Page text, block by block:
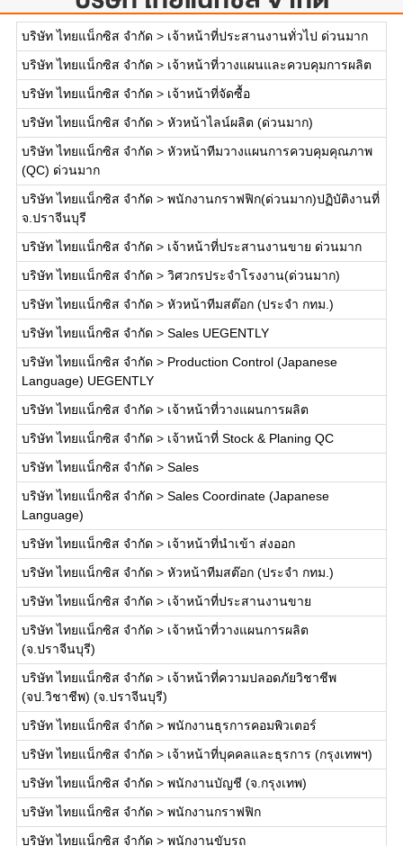
บริษัท ไทยแน็กซิส จำกัด > เจ้าหน้าที่ประสานงานทั่วไป ด่วนมาก
บริษัท ไทยแน็กซิส จำกัด > เจ้าหน้าที่วางแผนและควบคุมการผลิต
บริษัท ไทยแน็กซิส จำกัด > เจ้าหน้าที่จัดซื้อ
บริษัท ไทยแน็กซิส จำกัด > หัวหน้าไลน์ผลิต (ด่วนมาก)
บริษัท ไทยแน็กซิส จำกัด > หัวหน้าทีมวางแผนการควบคุมคุณภาพ
(QC) ด่วนมาก
บริษัท ไทยแน็กซิส จำกัด > พนักงานกราฟฟิก(ด่วนมาก)ปฏิบัติงานที่
จ.ปราจีนบุรี
บริษัท ไทยแน็กซิส จำกัด > เจ้าหน้าที่ประสานงานขาย ด่วนมาก
บริษัท ไทยแน็กซิส จำกัด > วิศวกรประจำโรงงาน(ด่วนมาก)
บริษัท ไทยแน็กซิส จำกัด > หัวหน้าทีมสต๊อก (ประจำ กทม.)
บริษัท ไทยแน็กซิส จำกัด > Sales UEGENTLY
บริษัท ไทยแน็กซิส จำกัด > Production Control (Japanese
Language) UEGENTLY
บริษัท ไทยแน็กซิส จำกัด > เจ้าหน้าที่วางแผนการผลิต
บริษัท ไทยแน็กซิส จำกัด > เจ้าหน้าที่ Stock & Planing QC
บริษัท ไทยแน็กซิส จำกัด > Sales
บริษัท ไทยแน็กซิส จำกัด > Sales Coordinate (Japanese
Language)
บริษัท ไทยแน็กซิส จำกัด > เจ้าหน้าที่นำเข้า ส่งออก
บริษัท ไทยแน็กซิส จำกัด > หัวหน้าทีมสต๊อก (ประจำ กทม.)
บริษัท ไทยแน็กซิส จำกัด > เจ้าหน้าที่ประสานงานขาย
บริษัท ไทยแน็กซิส จำกัด > เจ้าหน้าที่วางแผนการผลิต
(จ.ปราจีนบุรี)
บริษัท ไทยแน็กซิส จำกัด > เจ้าหน้าที่ความปลอดภัยวิชาชีพ
(จป.วิชาชีพ) (จ.ปราจีนบุรี)
บริษัท ไทยแน็กซิส จำกัด > พนักงานธุรการคอมพิวเตอร์
บริษัท ไทยแน็กซิส จำกัด > เจ้าหน้าที่บุคคลและธุรการ (กรุงเทพฯ)
บริษัท ไทยแน็กซิส จำกัด > พนักงานบัญชี (จ.กรุงเทพ)
บริษัท ไทยแน็กซิส จำกัด > พนักงานกราฟฟิก
บริษัท ไทยแน็กซิส จำกัด > พนักงานขับรถ